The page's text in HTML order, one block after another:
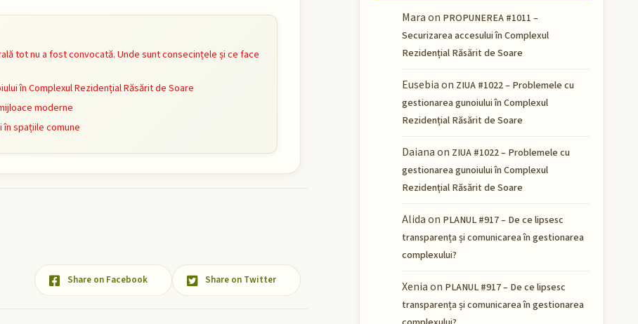
tot nu a fost convocată. Unde sunt consecințele și ce face
în Complexul Rezidențial Răsărit de Soare
moderne
în spațiile comune
Share on Facebook Share on Twitter
Maraon PROPUNEREA #1011 –
Securizarea accesului în Complexul
Rezidențial Răsărit de Soare
Eusebiaon ZIUA #1022 – Problemele cu
gestionarea gunoiului în Complexul
Rezidențial Răsărit de Soare
Daianaon ZIUA #1022 – Problemele cu
gestionarea gunoiului în Complexul
Rezidențial Răsărit de Soare
Alidaon PLANUL #917 – De ce lipsesc
transparența și comunicarea în gestionarea
complexului?
Xeniaon PLANUL #917 – De ce lipsesc
transparența și comunicarea în gestionarea